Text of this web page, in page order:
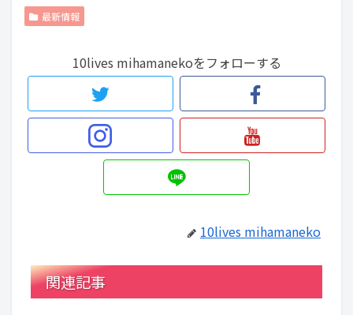
最新情報
10lives mihamanekoをフォローする
10lives mihamaneko
関連記事